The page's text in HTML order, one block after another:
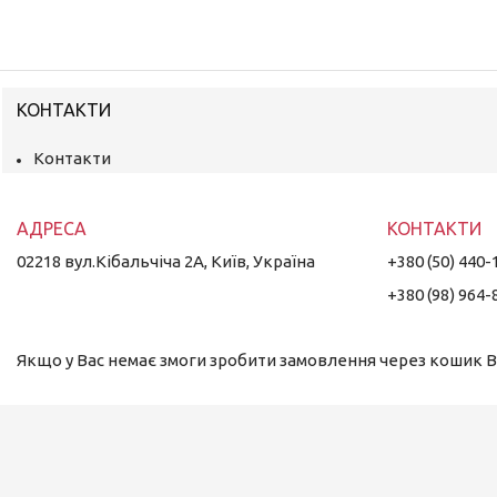
КОНТАКТИ
Контакти
02218 вул.Кібальчіча 2А, Київ, Україна
+380 (50) 440-
+380 (98) 964-
Якщо у Вас немає змоги зробити замовлення через кошик